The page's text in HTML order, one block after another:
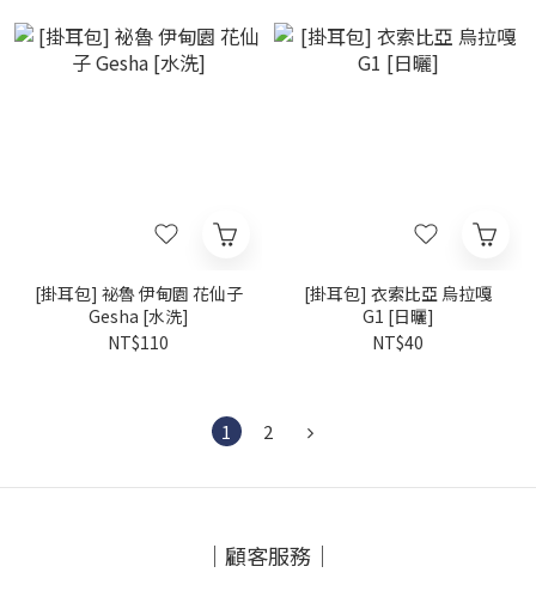
[掛耳包] 祕魯 伊甸園 花仙子
Gesha [水洗]
NT$110
[掛耳包] 衣索比亞 烏拉嘎
G1 [日曬]
NT$40
1 2
｜顧客服務｜